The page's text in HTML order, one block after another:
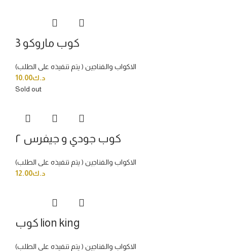
كوب ماروكو 3
الاكواب والفناجين ( يتم تنفيذه على الطلب)
د.ك10.00
Sold out
كوب جودي و جيفرس ٢
الاكواب والفناجين ( يتم تنفيذه على الطلب)
د.ك12.00
كوب lion king
الاكواب والفناجين ( يتم تنفيذه على الطلب)